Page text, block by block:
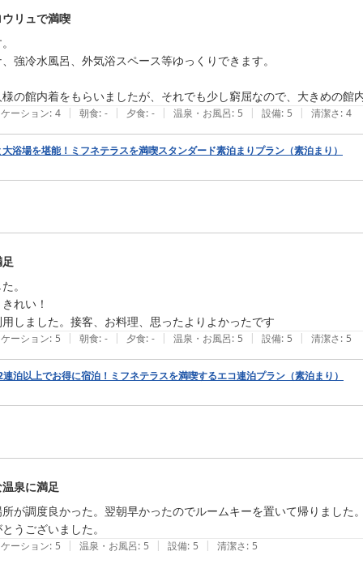
リュで満喫
強冷水風呂、外気浴スペース等ゆっくりできます。
の館内着をもらいましたが、それでも少し窮屈なので、大きめの館
ーション: 4 | 朝食: - | 夕食: - | 温泉・お風呂: 5 | 設備: 5 | 清潔さ: 4
浴場を堪能！ミフネテラスを満喫スタンダード素泊まりプラン（素泊まり）
。
れい！
しました。接客、お料理、思ったよりよかったです
ーション: 5 | 朝食: - | 夕食: - | 温泉・お風呂: 5 | 設備: 5 | 清潔さ: 5
泊以上でお得に宿泊！ミフネテラスを満喫するエコ連泊プラン（素泊まり）
泉に満足
が調度良かった。翌朝早かったのでルームキーを置いて帰りました
うございました。
ーション: 5 | 温泉・お風呂: 5 | 設備: 5 | 清潔さ: 5